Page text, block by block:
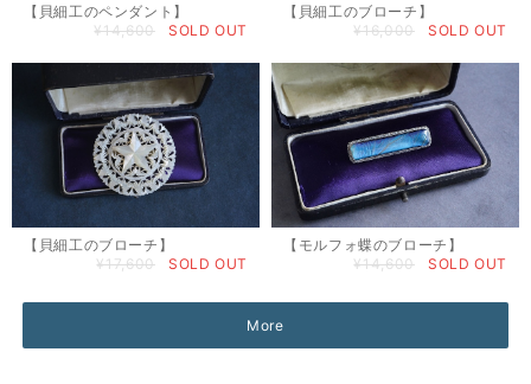
【貝細工のペンダント】
¥14,600
SOLD OUT
【貝細工のブローチ】
¥16,000
SOLD OUT
【貝細工のブローチ】
¥17,600
SOLD OUT
【モルフォ蝶のブローチ】
¥14,600
SOLD OUT
More